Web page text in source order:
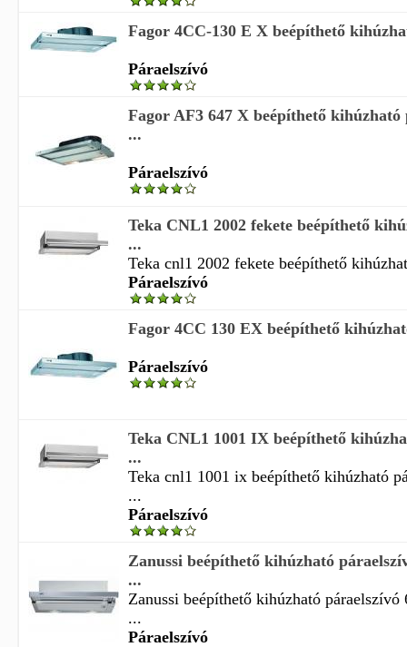
Fagor 4CC-130 E X beépíthető
Páraelszívó
Fagor AF3 647 X beépíthető kihúzható
...
Páraelszívó
Teka CNL1 2002 fekete beépíthető
...
Teka cnl1 2002 fekete beépíthető
Páraelszívó
Fagor 4CC 130 EX beépíthető
Páraelszívó
Teka CNL1 1001 IX beépíthető
...
Teka cnl1 1001 ix beépíthető kihúzható
...
Páraelszívó
Zanussi beépíthető kihúzható
...
Zanussi beépíthető kihúzható páraelszívó
...
Páraelszívó